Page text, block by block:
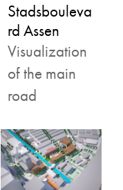
Stadsbouleva
rd Assen
Visualization
of the main
road